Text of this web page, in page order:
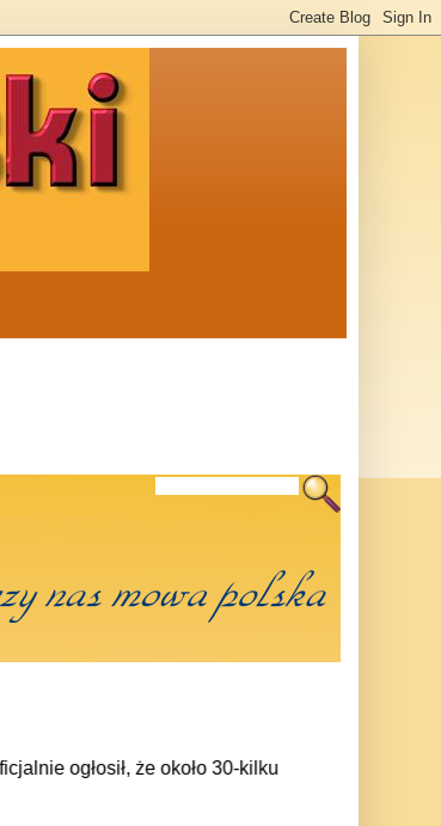
ogłosił, że około 30-kilku posłów